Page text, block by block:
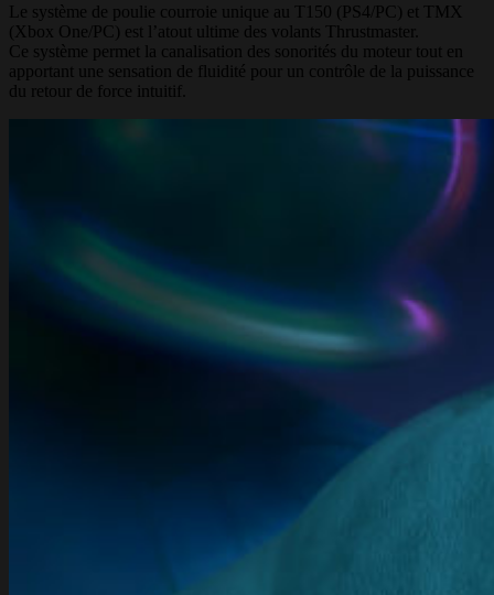
Le système de poulie courroie unique au T150 (PS4/PC) et TMX
(Xbox One/PC) est l’atout ultime des volants Thrustmaster.
Ce système permet la canalisation des sonorités du moteur tout en
apportant une sensation de fluidité pour un contrôle de la puissance
du retour de force intuitif.